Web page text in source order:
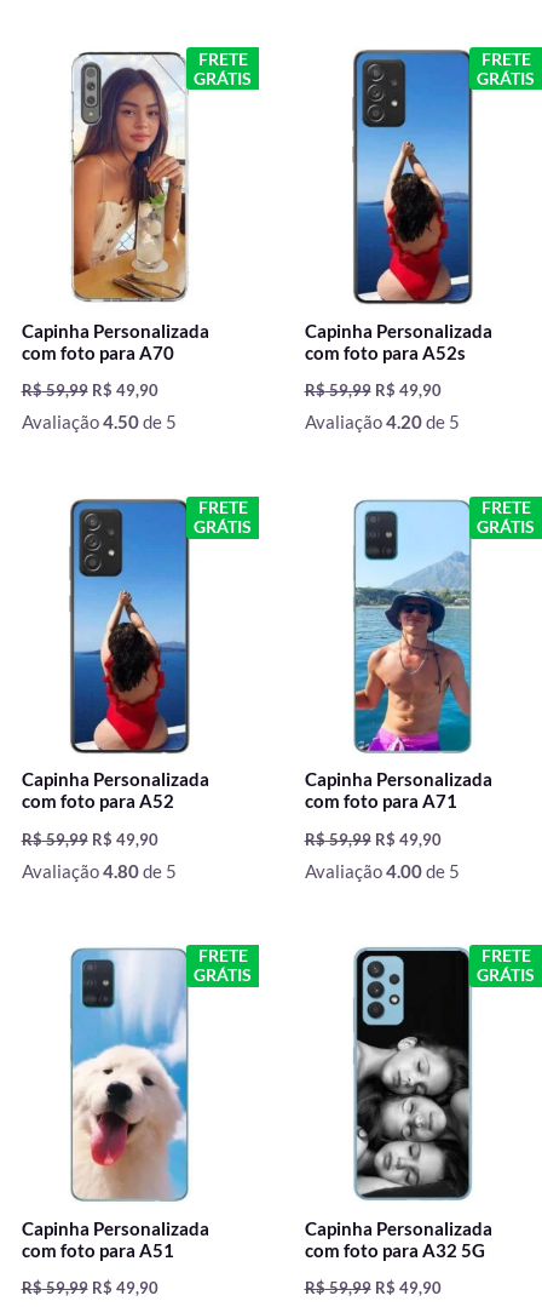
FRETE
GRÁTIS
Capinha Personalizada
com foto para A70
R$59,99
O
preço
original
era:
R$ 59,99.
R$ 49,90
O
preço
atual
é:
R$ 49,90.
Avaliação4.50de 5
FRETE
GRÁTIS
Capinha Personalizada
com foto para A52s
R$59,99
O
preço
original
era:
R$ 59,99.
R$ 49,90
O
preço
Avaliação4.20de 5
FRETE
GRÁTIS
Capinha Personalizada
com foto para A52
R$59,99
O
preço
original
era:
R$ 59,99.
R$ 49,90
O
preço
Avaliação4.80de 5
FRETE
GRÁTIS
Capinha Personalizada
com foto para A71
R$59,99
O
preço
original
era:
R$ 59,99.
R$ 49,90
O
preço
é:
R$ 49,90.
Avaliação4.00de 5
FRETE
GRÁTIS
Capinha Personalizada
com foto para A51
R$59,99
O
preço
original
era:
R$ 59,99.
R$ 49,90
O
preço
é:
R$ 49,90.
FRETE
GRÁTIS
Capinha Personalizada
com foto para A32 5G
R$59,99
O
preço
original
era:
R$ 59,99.
R$ 49,90
O
preço